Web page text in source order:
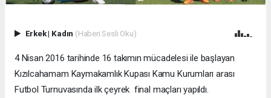
Erkek| Kadın (Haberi Sesli Oku)
4 Nisan 2016 tarihinde 16 takımın mücadelesi ile başlayan
Kızılcahamam Kaymakamlık Kupası Kamu Kurumları arası
Futbol Turnuvasında ilk çeyrek final maçları yapıldı.